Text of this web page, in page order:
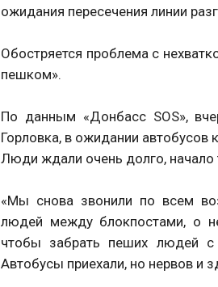
ожидания пересечения линии
Обостряется проблема с
пешком».
По данным «Донбасс SOS»,
Горловка, в ожидании автобусов
Люди ждали очень долго, начало
«Мы снова звонили по всем
людей между блокпостами, о
чтобы забрать пеших людей
Автобусы приехали, но нервов и